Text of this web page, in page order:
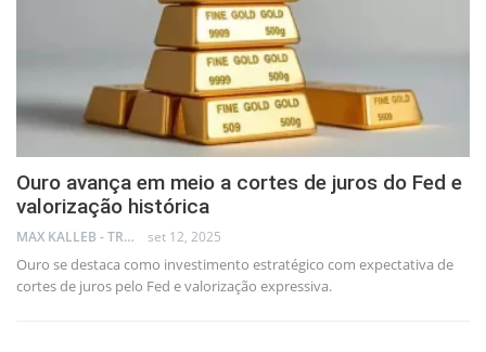
Ouro avança em meio a cortes de juros do Fed e
valorização histórica
MAX KALLEB - TRADER set 12, 2025
Ouro se destaca como investimento estratégico com expectativa de
cortes de juros pelo Fed e valorização expressiva.